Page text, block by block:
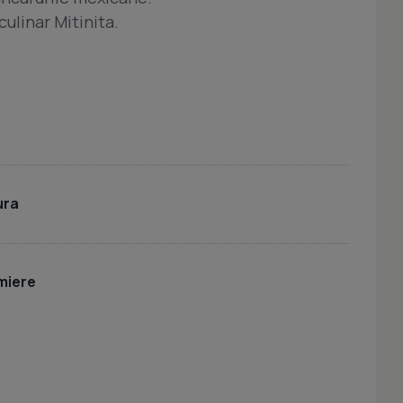
Mitinita.